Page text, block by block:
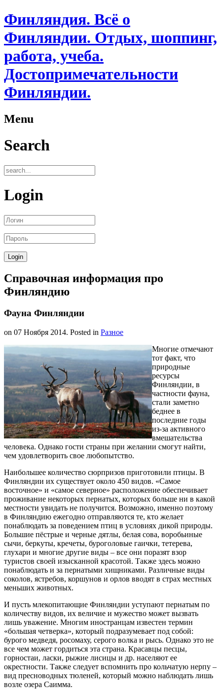
Финляндия. Всё о
Финляндии. Отдых, шоппинг,
работа, учеба.
Достопримечательности
Финляндии.
Menu
Search
Login
Справочная информация про
Финляндию
Фауна Финляндии
on 07 Ноября 2014. Posted in Разное
Многие отмечают
тот факт, что
природные
ресурсы
Финляндии, в
частности фауна,
стали заметно
беднее в
последние годы
из-за активного
вмешательства
человека. Однако гости страны при желании смогут найти,
чем удовлетворить свое любопытство.
Наибольшее количество сюрпризов приготовили птицы. В
Финляндии их существует около 450 видов. «Самое
восточное» и «самое северное» расположение обеспечивает
проживание некоторых пернатых, которых больше ни в какой
местности увидать не получится. Возможно, именно поэтому
в Финляндию ежегодно отправляются те, кто желает
понаблюдать за поведением птиц в условиях дикой природы.
Большие пёстрые и черные дятлы, белая сова, воробьиные
сычи, беркуты, кречеты, буроголовые гаички, тетерева,
глухари и многие другие виды – все они поразят взор
туристов своей изысканной красотой. Также здесь можно
понаблюдать и за пернатыми хищниками. Различные виды
соколов, ястребов, коршунов и орлов вводят в страх местных
меньших животных.
И пусть млекопитающие Финляндии уступают пернатым по
количеству видов, их величие и мужество может вызвать
лишь уважение. Многим иностранцам известен термин
«большая четверка», который подразумевает под собой:
бурого медведя, росомаху, серого волка и рысь. Однако это не
все чем может гордиться эта страна. Красавцы песцы,
горностаи, ласки, рыжие лисицы и др. населяют ее
окрестности. Также следует вспомнить про кольчатую нерпу –
вид пресноводных тюленей, который можно наблюдать лишь
возле озера Саимма.